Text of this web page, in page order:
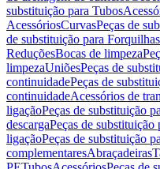
substituição para Tubos
AcessóriosCurvasPeças de
de substituição para Forquilhas
ReduçõesBocas de limpeza
limpezaUniõesPeças de
continuidadePeças de
continuidadeAcessórios de
ligaçãoPeças de substituição
descargaPeças de substituição
ligaçãoPeças de substituição
complementaresAbraçadeiras